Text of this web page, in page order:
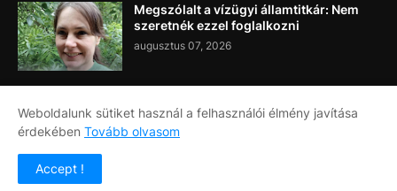
Megszólalt a vízügyi államtitkár: Nem
szeretnék ezzel foglalkozni
augusztus 07, 2026
Címlap Rólunk
Weboldalunk sütiket használ a felhasználói élmény javítása
érdekében Tovább olvasom
Accept !